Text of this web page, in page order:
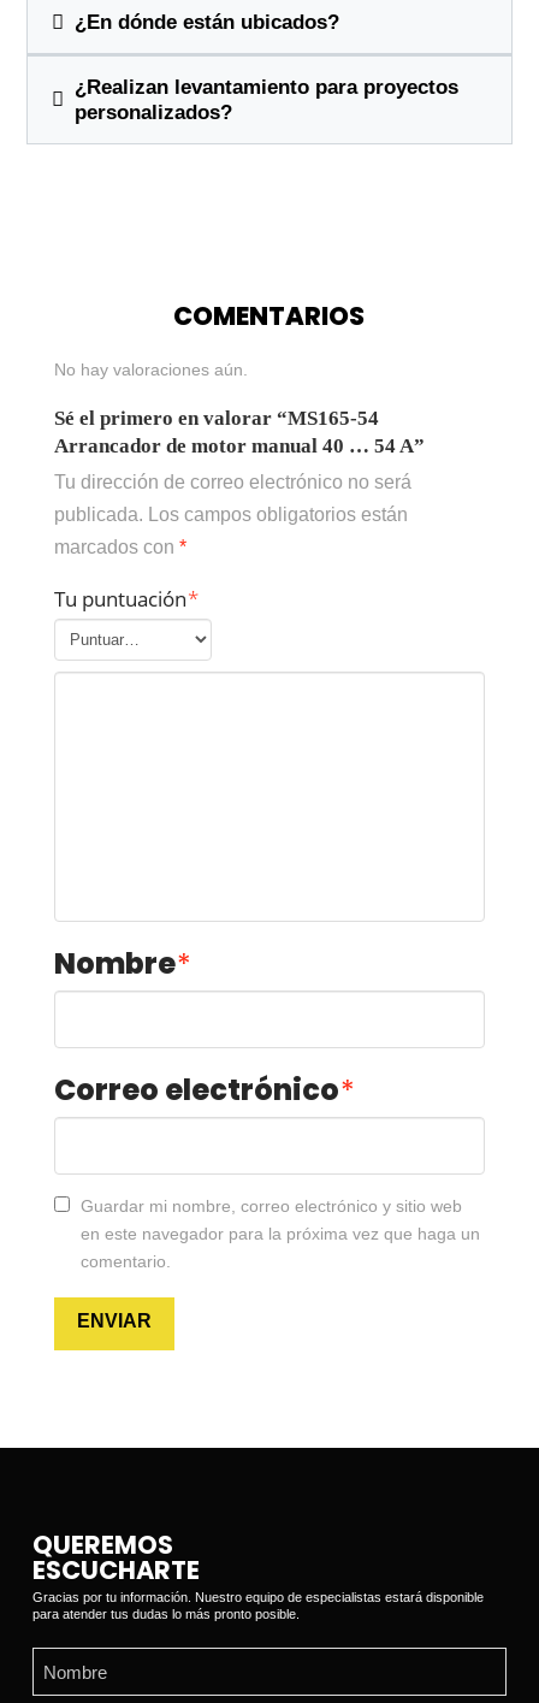
¿En dónde están ubicados?
¿Realizan levantamiento para proyectos
personalizados?
COMENTARIOS
No hay valoraciones aún.
Sé el primero en valorar “MS165-54
Arrancador de motor manual 40 … 54 A”
Tu dirección de correo electrónico no será
publicada.
Los campos obligatorios están
marcados con *
Tu puntuación*
Nombre*
Correo electrónico*
Guardar mi nombre, correo electrónico y sitio web
en este navegador para la próxima vez que haga un
comentario.
QUEREMOS
ESCUCHARTE
Gracias por tu información. Nuestro equipo de especialistas estará disponible
para atender tus dudas lo más pronto posible.